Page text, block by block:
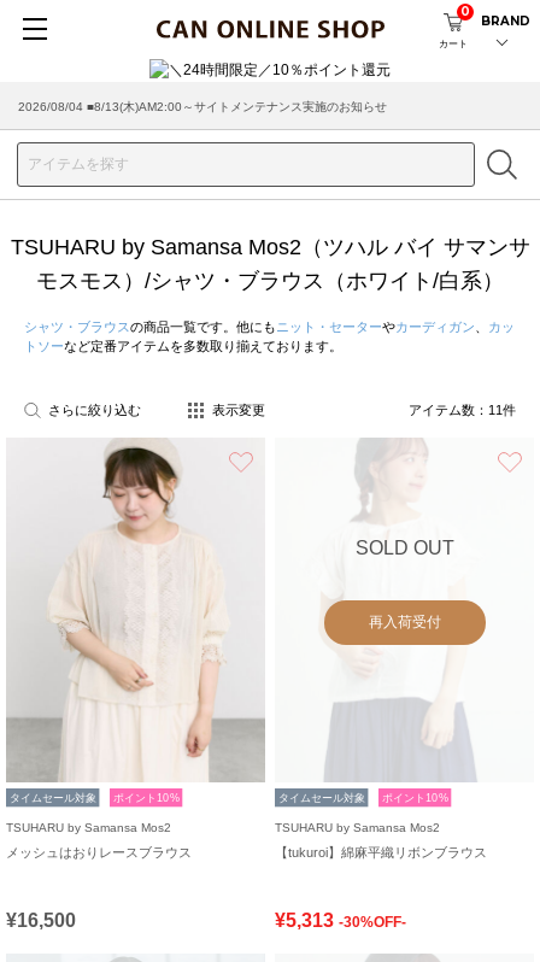
カート
0
BRAND
2026/08/04 ■8/13(木)AM2:00～サイトメンテナンス実施のお知らせ
TSUHARU by Samansa Mos2（ツハル バイ サマンサ
モスモス）/シャツ・ブラウス（ホワイト/白系）
シャツ・ブラウスの商品一覧です。他にも ニット・セーターやカーディガン
カッ
トソーなど定番アイテムを多数取り揃えております。
さらに絞り込む 表示変更 アイテム数： 11件
タイムセール対象 ポイント10%
TSUHARU by Samansa Mos2
メッシュはおりレースブラウス
¥16,500
SOLD OUT
再入荷受付
タイムセール対象 ポイント10%
TSUHARU by Samansa Mos2
【tukuroi】綿麻平織リボンブラウス
¥5,313 -30%OFF-